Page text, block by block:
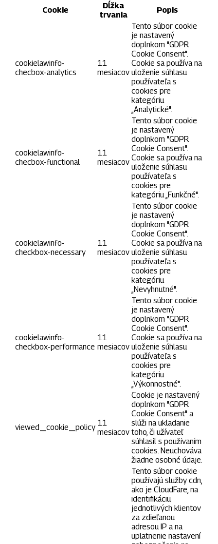
Cookie
Dĺžka
trvania
Popis
cookielawinfo-
checbox-analytics
11
mesiacov
Tento súbor cookie
je nastavený
doplnkom "GDPR
Cookie Consent".
Cookie sa používa na
uloženie súhlasu
používateľa s
cookies pre
kategóriu
„Analytické".
cookielawinfo-
checbox-functional
11
mesiacov
Tento súbor cookie
je nastavený
doplnkom "GDPR
Cookie Consent".
Cookie sa používa na
uloženie súhlasu
používateľa s
cookies pre
kategóriu „Funkčné".
cookielawinfo-
checkbox-necessary
11
mesiacov
Tento súbor cookie
je nastavený
doplnkom "GDPR
Cookie Consent".
Cookie sa používa na
uloženie súhlasu
používateľa s
cookies pre
kategóriu
„Nevyhnutné".
cookielawinfo-
checkbox-performance
11
mesiacov
Tento súbor cookie
je nastavený
doplnkom "GDPR
Cookie Consent".
Cookie sa používa na
uloženie súhlasu
používateľa s
cookies pre
kategóriu
„Výkonnostné".
viewed_cookie_policy 11
mesiacov
Cookie je nastavený
doplnkom "GDPR
Cookie Consent" a
slúži na ukladanie
toho, či užívateľ
súhlasil s používaním
cookies. Neuchováva
žiadne osobné údaje.
Tento súbor cookie
používajú služby cdn,
ako je CloudFare, na
identifikáciu
jednotlivých klientov
za zdieľanou
adresou IP a na
uplatnenie nastavení